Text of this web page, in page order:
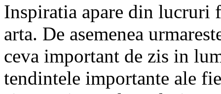
Inspiratia apare din lucruri
arta. De asemenea
ceva important de zis in
tendintele importante ale